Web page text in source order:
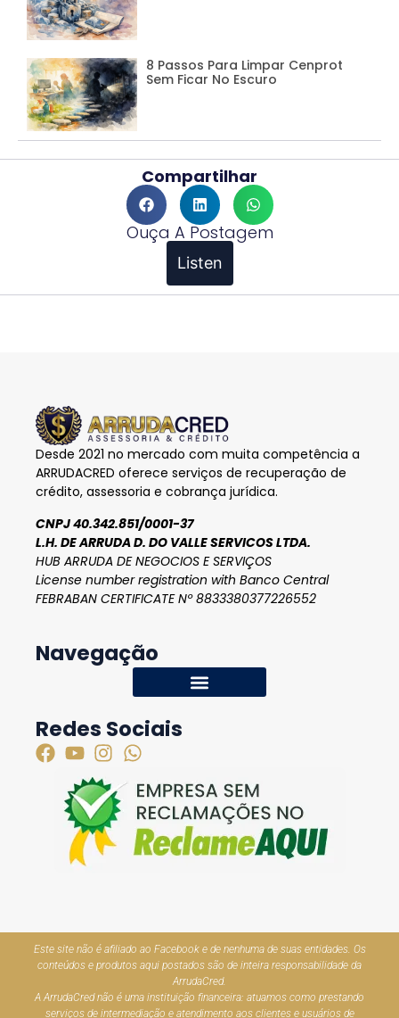
8 Passos Para Limpar Cenprot
Sem Ficar No Escuro
Compartilhar
Ouça A Postagem
Listen
Desde 2021 no mercado com muita competência a
ARRUDACRED oferece serviços de recuperação de
crédito, assessoria e cobrança jurídica.
CNPJ 40.342.851/0001-37
L.H. DE ARRUDA D. DO VALLE SERVICOS LTDA.
HUB ARRUDA DE NEGOCIOS E SERVIÇOS
License number registration with Banco Central
FEBRABAN CERTIFICATE Nº 8833380377226552
Navegação
Redes Sociais
Este site não é afiliado ao Facebook e de nenhuma de suas entidades. Os
conteúdos e produtos aqui postados são de inteira responsabilidade da
ArrudaCred.
A ArrudaCred não é uma instituição financeira: atuamos como prestando
serviços de intermediação e atendimento aos clientes e usuários de